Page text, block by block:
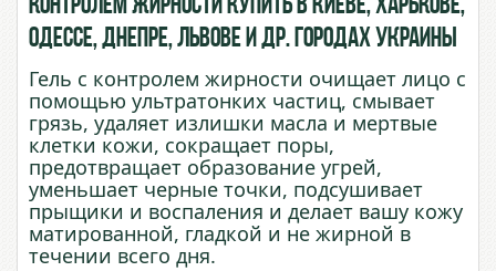
контролем жирности купить в Киеве, Харькове,
Одессе, Днепре, Львове и др. городах Украины
Гель с контролем жирности очищает лицо с
помощью ультратонких частиц, смывает
грязь, удаляет излишки масла и мертвые
клетки кожи, сокращает поры,
предотвращает образование угрей,
уменьшает черные точки, подсушивает
прыщики и воспаления и делает вашу кожу
матированной, гладкой и не жирной в
течении всего дня.